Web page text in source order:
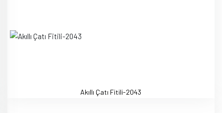
Akıllı Çatı Fitili-2043